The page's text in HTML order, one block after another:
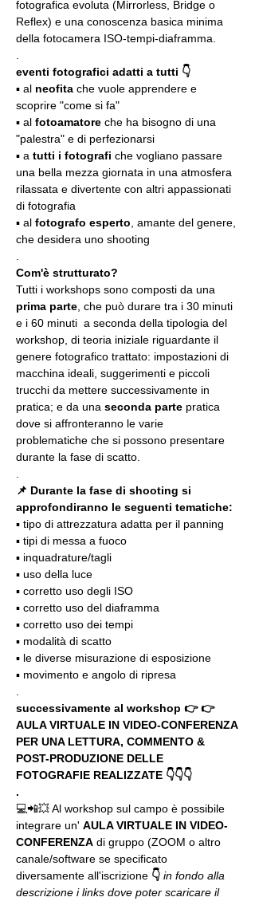
fotografica evoluta (Mirrorless, Bridge o
Reflex) e una conoscenza basica minima
della fotocamera ISO-tempi-diaframma.
eventi fotografici adatti a tutti 👇
▪️ al neofita che vuole apprendere e
scoprire "come si fa"
▪️ al fotoamatore che ha bisogno di una
"palestra" e di perfezionarsi
▪️ a tutti i fotografi che vogliano passare
una bella mezza giornata in una atmosfera
rilassata e divertente con altri appassionati
di fotografia
▪️ al fotografo esperto , amante del genere,
che desidera uno shooting
Com'è strutturato?
Tutti i workshops sono composti da una
prima parte , che può durare tra i 30 minuti
e i 60 minuti  a seconda della tipologia del
workshop, di teoria iniziale riguardante il
genere fotografico trattato: impostazioni di
macchina ideali, suggerimenti e piccoli
trucchi da mettere successivamente in
pratica; e da una seconda parte pratica
dove si affronteranno le varie
problematiche che si possono presentare
durante la fase di scatto.
📌 Durante la fase di shooting si
approfondiranno le seguenti tematiche:
▪️ tipo di attrezzatura adatta per il panning
▪️ tipi di messa a fuoco
▪️ inquadrature/tagli
▪️ uso della luce
▪️ corretto uso degli ISO
▪️ corretto uso del diaframma
▪️ corretto uso dei tempi
▪️ modalità di scatto
▪️ le diverse misurazione di esposizione
▪️ movimento e angolo di ripresa
successivamente al workshop 👉 👉
AULA VIRTUALE IN VIDEO-CONFERENZA
PER UNA LETTURA, COMMENTO &
POST-PRODUZIONE DELLE
FOTOGRAFIE REALIZZATE 👇👇👇
.
💻📲💥 Al workshop sul campo è possibile
integrare un' AULA VIRTUALE IN VIDEO-
CONFERENZA di gruppo (ZOOM o altro
canale/software se specificato
diversamente all'iscrizione 👇 in fondo alla
descrizione i links dove poter scaricare il